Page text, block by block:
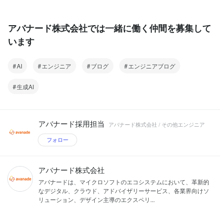
アバナード株式会社では一緒に働く仲間を募集して
います
AI エンジニア ブログ エンジニアブログ
生成AI
アバナード採用担当 アバナード株式会社 / その他エンジニア
フォロー
アバナード株式会社
アバナードは、マイクロソフトのエコシステムにおいて、革新的
なデジタル、クラウド、アドバイザリーサービス、各業界向けソ
リューション、デザイン主導のエクスペリ...